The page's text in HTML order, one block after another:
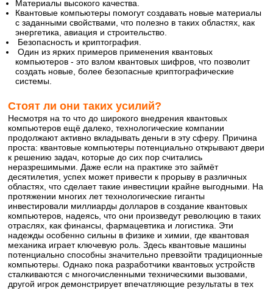
Материалы высокого качества.
Квантовые компьютеры помогут создавать новые материалы
с заданными свойствами, что полезно в таких областях, как
энергетика, авиация и строительство.
Безопасность и криптография.
Один из ярких примеров применения квантовых
компьютеров - это взлом квантовых шифров, что позволит
создать новые, более безопасные криптографические
системы.
Стоят ли они таких усилий?
Несмотря на то что до широкого внедрения квантовых
компьютеров ещё далеко, технологические компании
продолжают активно вкладывать деньги в эту сферу. Причина
проста: квантовые компьютеры потенциально открывают двери
к решению задач, которые до сих пор считались
неразрешимыми. Даже если на практике это займёт
десятилетия, успех может привести к прорыву в различных
областях, что сделает такие инвестиции крайне выгодными. На
протяжении многих лет технологические гиганты
инвестировали миллиарды долларов в создание квантовых
компьютеров, надеясь, что они произведут революцию в таких
отраслях, как финансы, фармацевтика и логистика. Эти
надежды особенно сильны в физике и химии, где квантовая
механика играет ключевую роль. Здесь квантовые машины
потенциально способны значительно превзойти традиционные
компьютеры. Однако пока разработчики квантовых устройств
сталкиваются с многочисленными техническими вызовами,
другой игрок демонстрирует впечатляющие результаты в тех